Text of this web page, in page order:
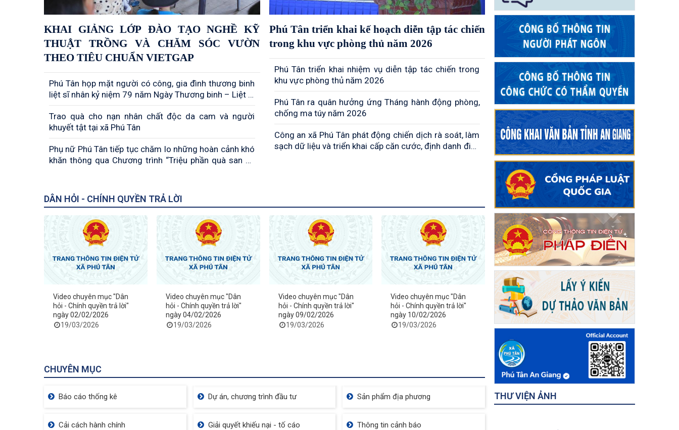
KHAI GIẢNG LỚP ĐÀO TẠO NGHỀ KỸ
THUẬT TRỒNG VÀ CHĂM SÓC VƯỜN
THEO TIÊU CHUẨN VIETGAP
Phú Tân họp mặt người có công, gia đình thương binh
liệt sĩ nhân kỷ niệm 79 năm Ngày Thương binh – Liệt sĩ
(27/7/1947 – 27/7/2026)
Trao quà cho nạn nhân chất độc da cam và người
khuyết tật tại xã Phú Tân
Phụ nữ Phú Tân tiếp tục chăm lo những hoàn cảnh khó
khăn thông qua Chương trình “Triệu phần quà san sẻ
Phú Tân triển khai kế hoạch diễn tập tác chiến
trong khu vực phòng thủ năm 2026
Phú Tân triển khai nhiệm vụ diễn tập tác chiến trong
khu vực phòng thủ năm 2026
Phú Tân ra quân hưởng ứng Tháng hành động phòng,
chống ma túy năm 2026
Công an xã Phú Tân phát động chiến dịch rà soát, làm
sạch dữ liệu và triển khai cấp căn cước, định danh điện
DÂN HỎI - CHÍNH QUYỀN TRẢ LỜI
Video chuyên mục "Dân
hỏi - Chính quyền trả lời"
ngày 02/02/2026
19/03/2026
Video chuyên mục "Dân
hỏi - Chính quyền trả lời"
ngày 04/02/2026
19/03/2026
Video chuyên mục "Dân
hỏi - Chính quyền trả lời"
ngày 09/02/2026
19/03/2026
Video chuyên mục "Dân
hỏi - Chính quyền trả lời"
ngày 10/02/2026
19/03/2026
CHUYÊN MỤC
Báo cáo thống kê
Cải cách hành chính
Dự án, chương trình đầu tư
Giải quyết khiếu nại - tố cáo
Sản phẩm địa phương
Thông tin cảnh báo
THƯ VIỆN ẢNH